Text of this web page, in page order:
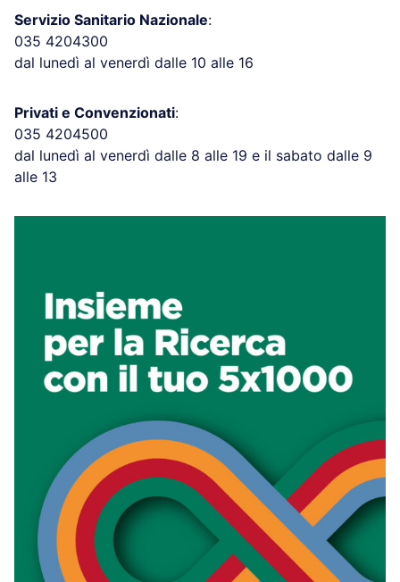
Servizio Sanitario Nazionale:
035 4204300
dal lunedì al venerdì dalle 10 alle 16
Privati e Convenzionati:
035 4204500
dal lunedì al venerdì dalle 8 alle 19 e il sabato dalle 9
alle 13